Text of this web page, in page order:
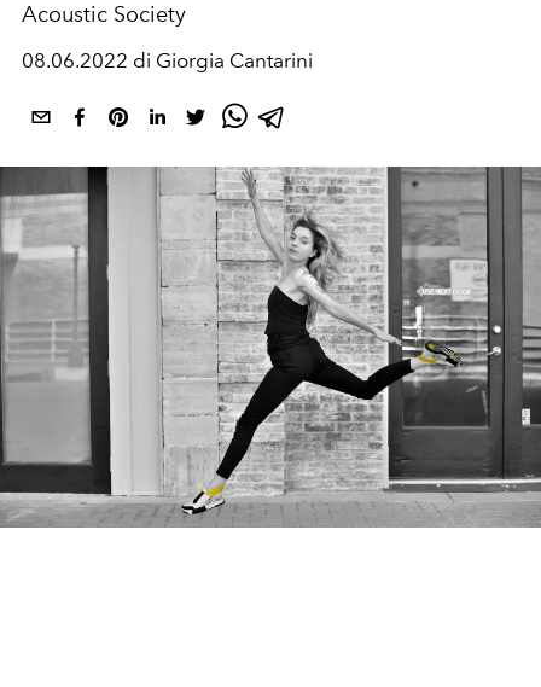
Acoustic Society
08.06.2022 di Giorgia Cantarini